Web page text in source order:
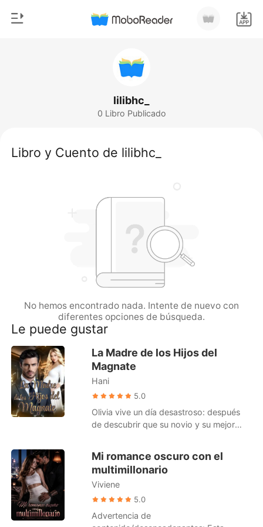
Salir
Hombre Lobo
lilibhc_
0 Libro Publicado
Libro y Cuento de lilibhc_
No hemos encontrado nada. Intente de nuevo con
diferentes opciones de búsqueda.
Le puede gustar
La Madre de los Hijos del
Magnate
Hani
5.0
Olivia vive un día desastroso: después
de descubrir que su novio y su mejor
descubre que está embarazada, pero no
quiere al bebé. Justo cuando está a
punto de interrumpir el embarazo, el
hombre con quien pasó aquella noche
reaparece y la obliga a tener al bebé
para él. Cuando su hijo es arrebatado de
Mi romance oscuro con el
multimillonario
Viviene
5.0
Advertencia de